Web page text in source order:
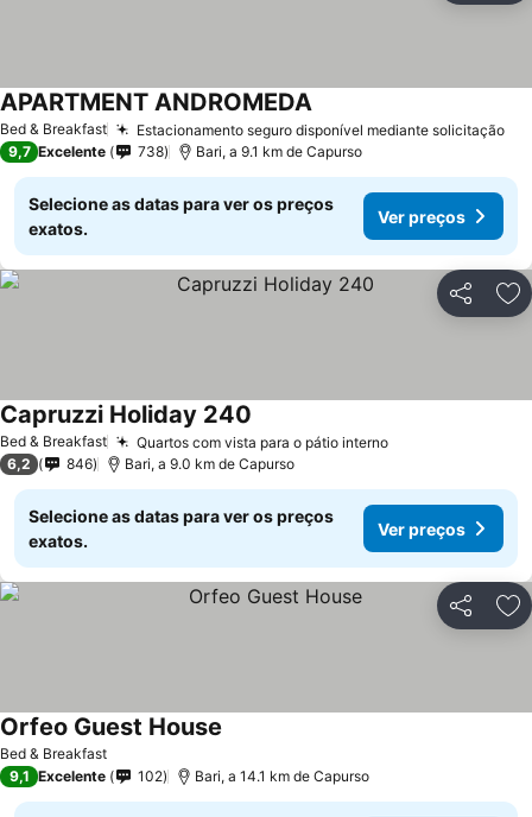
Bed & Breakfast Estacionamento seguro disponível mediante solicitação
APARTMENT ANDROMEDA
9,7 Excelente 738 Bari, a 9.1 km de Capurso
Selecione as datas para ver os preços
exatos.
Ver preços
Partilhar
Bed & Breakfast Quartos com vista para o pátio interno
Capruzzi Holiday 240
6,2 846 Bari, a 9.0 km de Capurso
Selecione as datas para ver os preços
exatos.
Ver preços
Partilhar
Bed & Breakfast
Orfeo Guest House
9,1 Excelente 102 Bari, a 14.1 km de Capurso